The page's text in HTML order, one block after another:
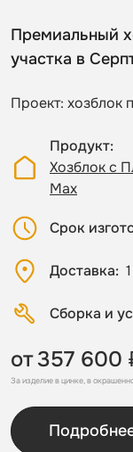
Премиальный
участка в
Проект: хозблок
Продукт
Хозблок с
Max
Срок
Доставка
Сборка и
от357 600
За изделие в цинке, в